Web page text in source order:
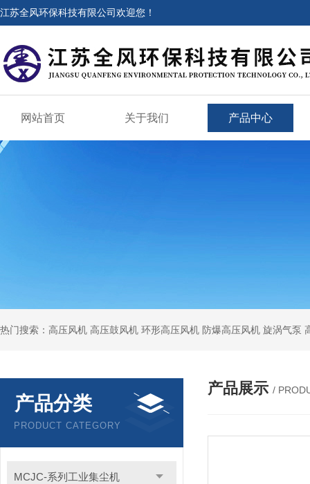
江苏全风环保科技有限公司欢迎您！
网站首页 关于我们 产品中心
热门搜索：高压风机 高压鼓风机 环形高压风机 防爆高压风机 旋涡气泵
产品分类
PRODUCT CATEGORY
MCJC-系列工业集尘机
产品展示 /